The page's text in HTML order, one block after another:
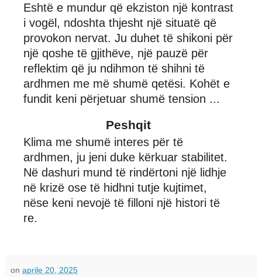
Eshtë e mundur që ekziston një kontrast
i vogël, ndoshta thjesht një situatë që
provokon nervat. Ju duhet të shikoni për
një qoshe të gjithëve, një pauzë për
reflektim që ju ndihmon të shihni të
ardhmen me më shumë qetësi. Kohët e
fundit keni përjetuar shumë tension ...
Peshqit
Klima me shumë interes për të
ardhmen, ju jeni duke kërkuar stabilitet.
Në dashuri mund të rindërtoni një lidhje
në krizë ose të hidhni tutje kujtimet,
nëse keni nevojë të filloni një histori të
re.
on aprile 20, 2025